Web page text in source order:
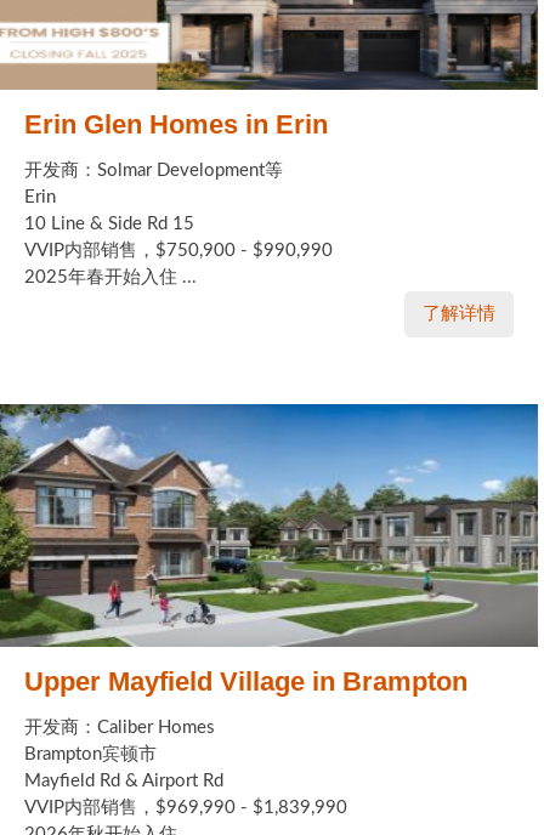
Erin Glen Homes in Erin
开发商：Solmar Development等
Erin
10 Line & Side Rd 15
VVIP内部销售，$750,900 - $990,990
2025年春开始入住 ...
了解详情
Upper Mayfield Village in Brampton
开发商：Caliber Homes
Brampton宾顿市
Mayfield Rd & Airport Rd
VVIP内部销售，$969,990 - $1,839,990